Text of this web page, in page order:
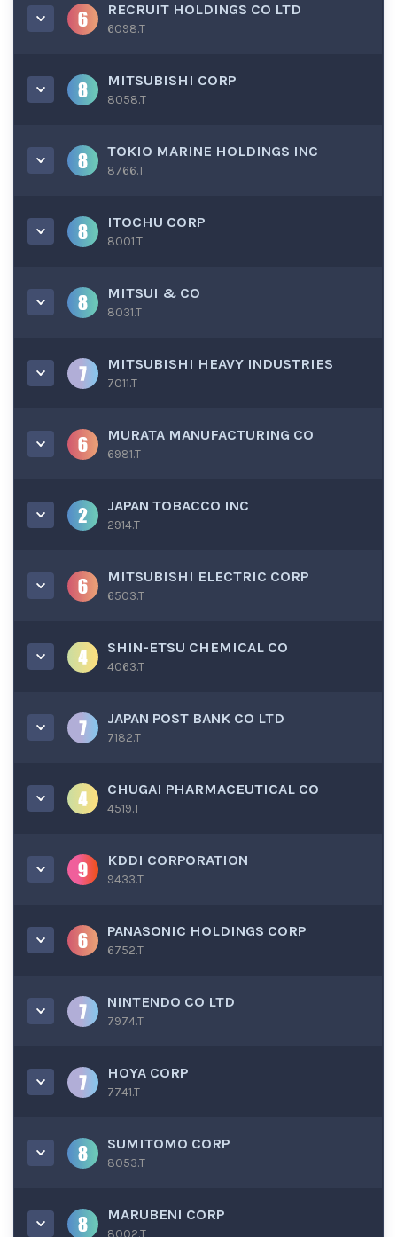
RECRUIT HOLDINGS CO LTD
6098.T
MITSUBISHI CORP
8058.T
TOKIO MARINE HOLDINGS INC
8766.T
ITOCHU CORP
8001.T
MITSUI & CO
8031.T
MITSUBISHI HEAVY INDUSTRIES
7011.T
MURATA MANUFACTURING CO
6981.T
JAPAN TOBACCO INC
2914.T
MITSUBISHI ELECTRIC CORP
6503.T
SHIN-ETSU CHEMICAL CO
4063.T
JAPAN POST BANK CO LTD
7182.T
CHUGAI PHARMACEUTICAL CO
4519.T
KDDI CORPORATION
9433.T
PANASONIC HOLDINGS CORP
6752.T
NINTENDO CO LTD
7974.T
HOYA CORP
7741.T
SUMITOMO CORP
8053.T
MARUBENI CORP
8002.T